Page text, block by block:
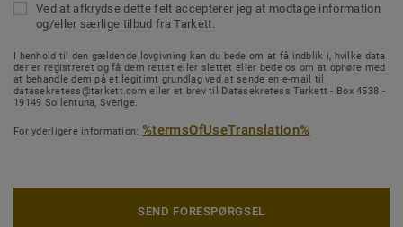
Ved at afkrydse dette felt accepterer jeg at modtage information
og/eller særlige tilbud fra Tarkett.
I henhold til den gældende lovgivning kan du bede om at få indblik i, hvilke data
der er registreret og få dem rettet eller slettet eller bede os om at ophøre med
at behandle dem på et legitimt grundlag ved at sende en e-mail til
datasekretess@tarkett.com eller et brev til Datasekretess Tarkett - Box 4538 -
19149 Sollentuna, Sverige.
For yderligere information: %termsOfUseTranslation%
SEND FORESPØRGSEL